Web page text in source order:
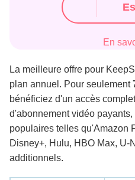
En
La meilleure offre pour
plan annuel. Pour seulement
bénéficiez d'un accès
d'abonnement vidéo
populaires telles qu'Amazon
Disney+, Hulu, HBO Max, U-
additionnels.